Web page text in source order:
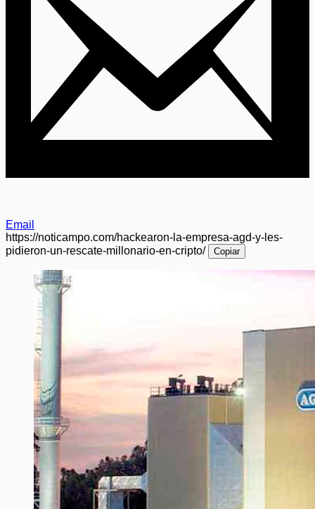
Email
https://noticampo.com/hackearon-la-empresa-agd-y-les-
pidieron-un-rescate-millonario-en-cripto/
Copiar